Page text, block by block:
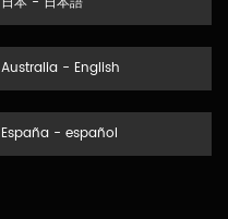
Australia - English
España - español